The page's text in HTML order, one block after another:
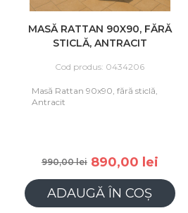
MASĂ RATTAN 90X90, FĂRĂ
STICLĂ, ANTRACIT
Cod produs: 0434206
Masă Rattan 90x90, fără sticlă,
Antracit
990,00 lei 890,00 lei
ADAUGĂ ÎN COȘ